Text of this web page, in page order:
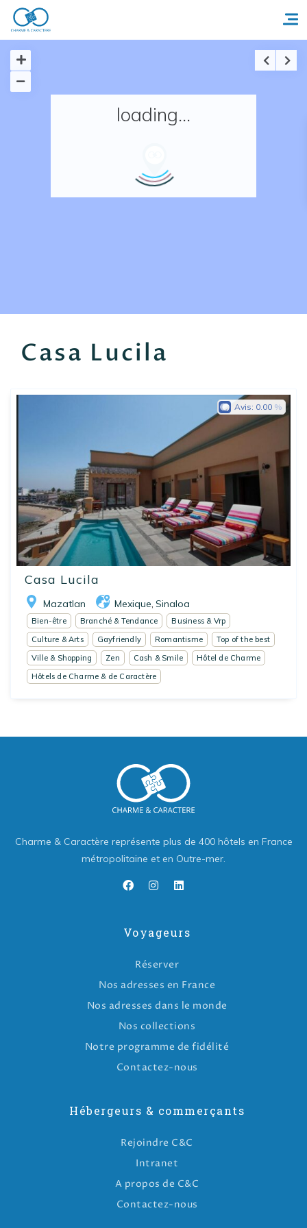
Accueil
loading...
Casa Lucila
Casa Lucila
Mazatlan Mexique Sinaloa
Avis: 0.00
Bien-être Branché & Tendance
Business & Vrp
Culture & Arts
Gayfriendly Romantisme
Top of the best
Ville & Shopping
Zen Cash & Smile
Hôtel de Charme
Hôtels de Charme & de Caractère
Charme & Caractère représente plus de 400 hôtels en France
métropolitaine et en Outre-mer.
Voyageurs
Réserver
Nos adresses en France
Nos adresses dans le monde
Nos collections
Notre programme de fidélité
Contactez-nous
Hébergeurs & commerçants
Rejoindre C&C
Intranet
A propos de C&C
Contactez-nous